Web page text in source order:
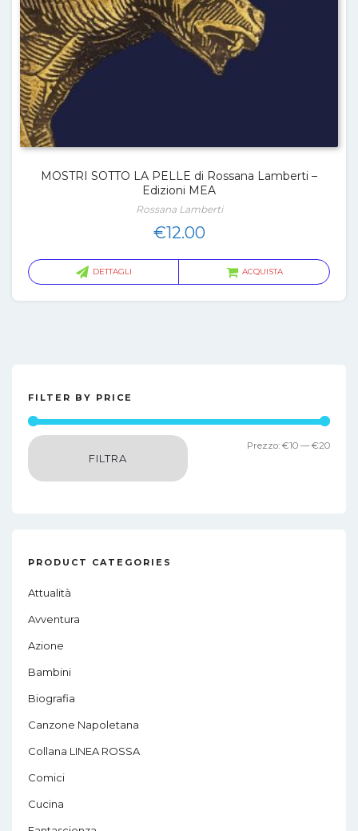
MOSTRI SOTTO LA PELLE di Rossana Lamberti –
Edizioni MEA
Rossana Lamberti
€12.00
DETTAGLI ACQUISTA
FILTER BY PRICE
FILTRA
Prezzo: €10 —€20
PRODUCT CATEGORIES
Attualità
Avventura
Azione
Bambini
Biografia
Canzone Napoletana
Collana LINEA ROSSA
Comici
Cucina